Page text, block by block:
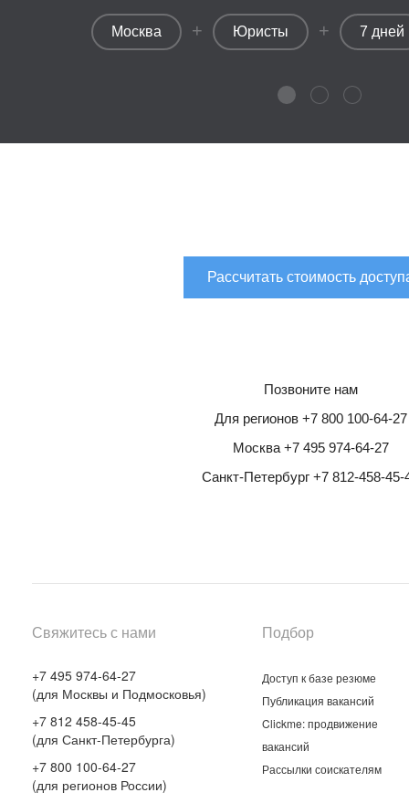
Москва + Юристы + 7 дней
Рассчитать стоимость
Позвоните нам
Для регионов +7 800 100-64-27
Москва +7 495 974-64-27
Санкт-Петербург +7 812-458-45-
Свяжитесь с нами
+7 495 974-64-27
(для Москвы и Подмосковья)
+7 812 458-45-45
(для Санкт-Петербурга)
+7 800 100-64-27
(для регионов России)
Подбор
Доступ к базе резюме
Публикация вакансий
Clickme: продвижение
вакансий
Рассылки соискателям